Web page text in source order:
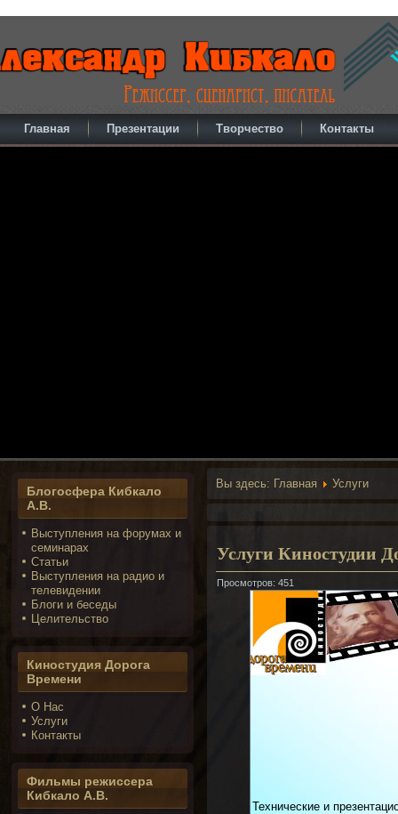
Главная Презентации Творчество Контакты
Блогосфера Кибкало
А.В.
Выступления на форумах и
семинарах
Статьи
Выступления на радио и
телевидении
Блоги и беседы
Целительство
Киностудия Дорога
Времени
О Нас
Услуги
Контакты
Фильмы режиссера
Кибкало А.В.
Вы здесь: Главная Услуги
Услуги Киностудии
Просмотров: 451
Технические и